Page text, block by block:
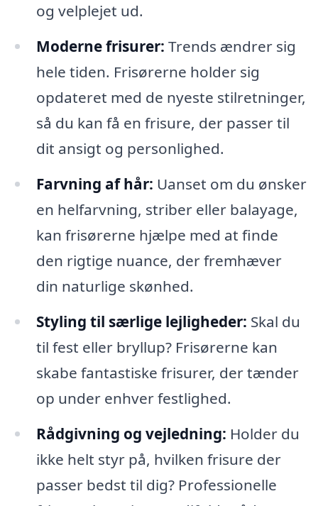
og velplejet ud.
Moderne frisurer: Trends ændrer sig
hele tiden. Frisørerne holder sig
opdateret med de nyeste stilretninger,
så du kan få en frisure, der passer til
dit ansigt og personlighed.
Farvning af hår: Uanset om du ønsker
en helfarvning, striber eller balayage,
kan frisørerne hjælpe med at finde
den rigtige nuance, der fremhæver
din naturlige skønhed.
Styling til særlige lejligheder: Skal du
til fest eller bryllup? Frisørerne kan
skabe fantastiske frisurer, der tænder
op under enhver festlighed.
Rådgivning og vejledning: Holder du
ikke helt styr på, hvilken frisure der
passer bedst til dig? Professionelle